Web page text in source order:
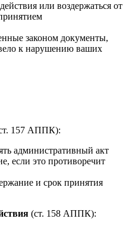
или воздержаться от
законом документы,
к нарушению ваших
157 АППК):
административный акт
если это противоречит
и срок принятия
(ст. 158 АППК):